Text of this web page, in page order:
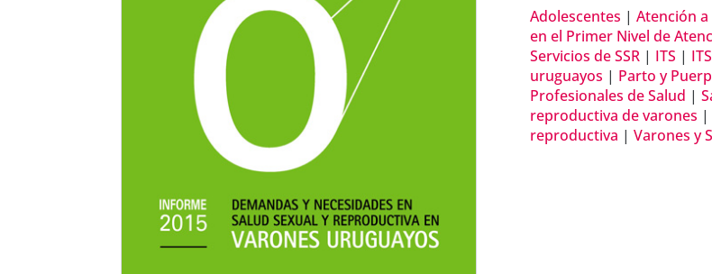
Adolescentes |Atención a
en el Primer Nivel de
Servicios de SSR | ITS |
uruguayos | Parto y
Profesionales de Salud |
reproductiva de varones
reproductiva |Varones y